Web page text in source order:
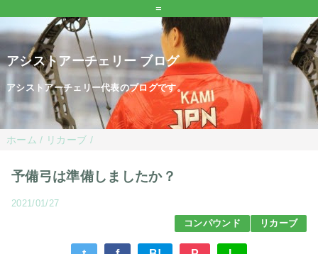
=
アシストアーチェリー ブログ
アシストアーチェリー代表のブログです。
ホーム / リカーブ /
予備弓は準備しましたか？
2021/01/27
コンパウンド
リカーブ